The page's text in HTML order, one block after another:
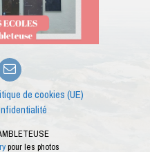
E-
mail
de cookies (UE)
pour les photos